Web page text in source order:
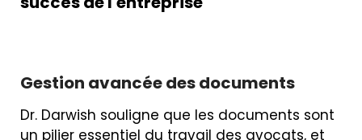
Gestion avancée des documents
Dr. Darwish souligne que les documents sont
un pilier essentiel du travail des avocats, et